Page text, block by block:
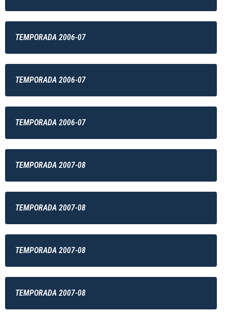
TEMPORADA 2006-07
TEMPORADA 2006-07
TEMPORADA 2006-07
TEMPORADA 2007-08
TEMPORADA 2007-08
TEMPORADA 2007-08
TEMPORADA 2007-08